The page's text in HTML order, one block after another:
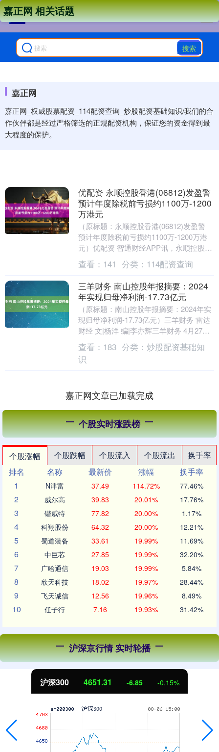
搜索
嘉正网
嘉正网_权威股票配资_114配资查询_炒股配资基础知识/我们的合
作伙伴都是经过严格筛选的正规配资机构，保证您的资金得到最
大程度的保护。
嘉正网 相关话题
优配资 永顺控股香港(06812)发盈警
预计年度除税前亏损约1100万-1200
万港元
（原标题：永顺控股香港(06812)发盈警
预计年度除税前亏损约1100万-1200万港
元）优配资 智通财经APP讯，永顺控股香
港(06812)发布公告，预计集....
查看： 141 分类： 114配资查询
三羊财务 南山控股年报摘要：2024
年实现归母净利润-17.73亿元
（原标题：南山控股年报摘要：2024年实
现归母净利润-17.73亿元）三羊财务 雷达
财经 文|杨洋 编|李亦辉三羊财务 4月27
日，南山控股(002314)发布....
查看： 183 分类： 炒股配资基础知
识
嘉正网文章已加载完成
个股实时涨跌榜
个股涨幅 个股跌幅 个股流入 个股流出
换手率
排名
名称 最新价 涨幅
换手率
1
N津富 37.49 114.72% 77.46%
2 威尔高 39.83 20.01% 17.76%
3 锴威特 77.82 20.00% 1.17%
4 科翔股份 64.32 20.00% 12.21%
5 蜀道装备 33.61 19.99% 11.69%
6 中巨芯 27.85 19.99% 32.20%
7 广哈通信 19.03 19.99% 5.84%
8 欣天科技 18.02 19.97% 28.44%
9 飞天诚信 12.56 19.96% 8.49%
10 任子行 7.16 19.93% 31.42%
沪深京行情 实时轮播
沪深300 4651.31 -6.85 -0.15%